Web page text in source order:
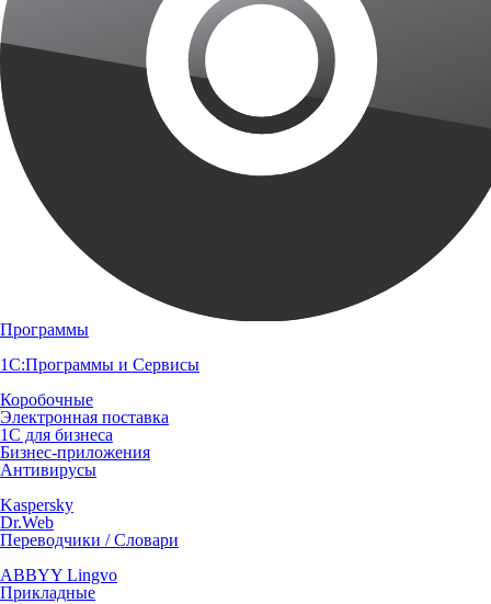
Программы
1С:Программы и Сервисы
Коробочные
Электронная поставка
1С для бизнеса
Бизнес-приложения
Антивирусы
Kaspersky
Dr.Web
Переводчики / Словари
ABBYY Lingvo
Прикладные